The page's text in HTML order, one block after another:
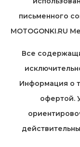
письменного
MOTOGONKI.RU
Все
Информация о
офертой.